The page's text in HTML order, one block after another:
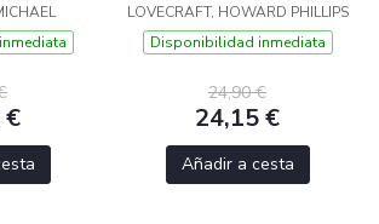
€
LOVECRAFT, HOWARD PHILLIPS
Disponibilidad inmediata
24,90 €
24,15 €
Añadir a cesta